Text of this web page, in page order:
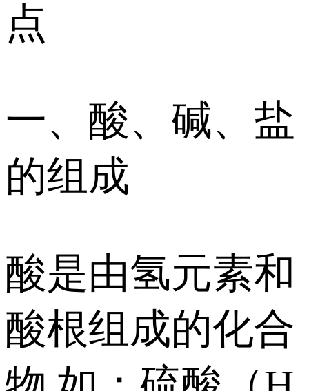
点
一、酸、碱、盐
的组成
酸是由氢元素和
酸根组成的化合